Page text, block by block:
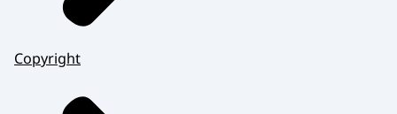
Copyright